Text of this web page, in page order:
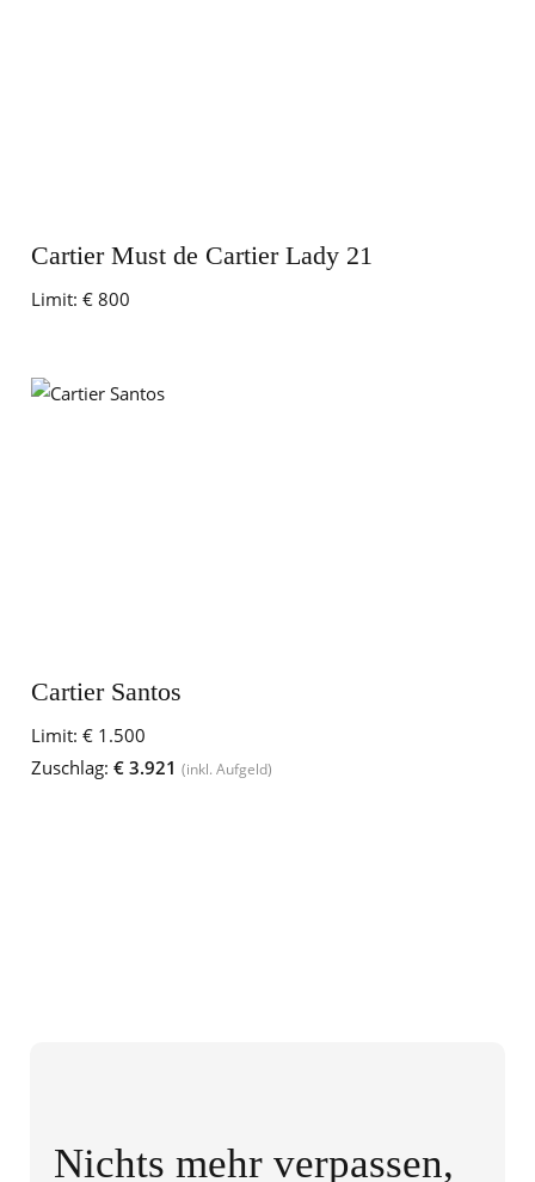
Cartier Must de Cartier Lady 21
Limit: € 800
Cartier Santos
Limit: € 1.500
Zuschlag: € 3.921 (inkl. Aufgeld)
Nichts mehr verpassen,